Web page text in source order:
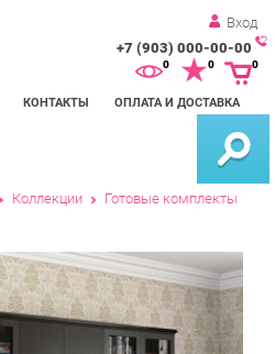
Вход
+7 (903) 000-00-00
КОНТАКТЫ ОПЛАТА И ДОСТАВКА
0 0
Коллекции Готовые комплекты